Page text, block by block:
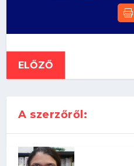
ELŐZŐ
A szerzőről: